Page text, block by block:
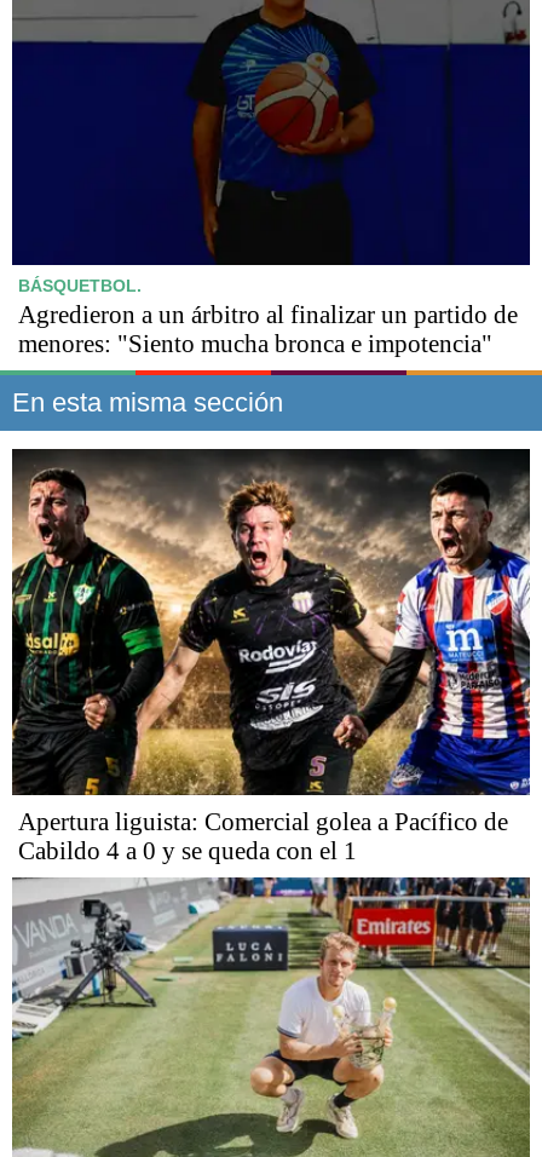
BÁSQUETBOL.
Agredieron a un árbitro al finalizar un partido de
menores: "Siento mucha bronca e impotencia"
En esta misma sección
Apertura liguista: Comercial golea a Pacífico de
Cabildo 4 a 0 y se queda con el 1